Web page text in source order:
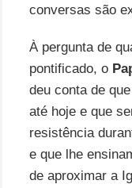
conversas são
À pergunta de
pontificado, o
deu conta de
até hoje e que
resistência
e que lhe
de aproximar a